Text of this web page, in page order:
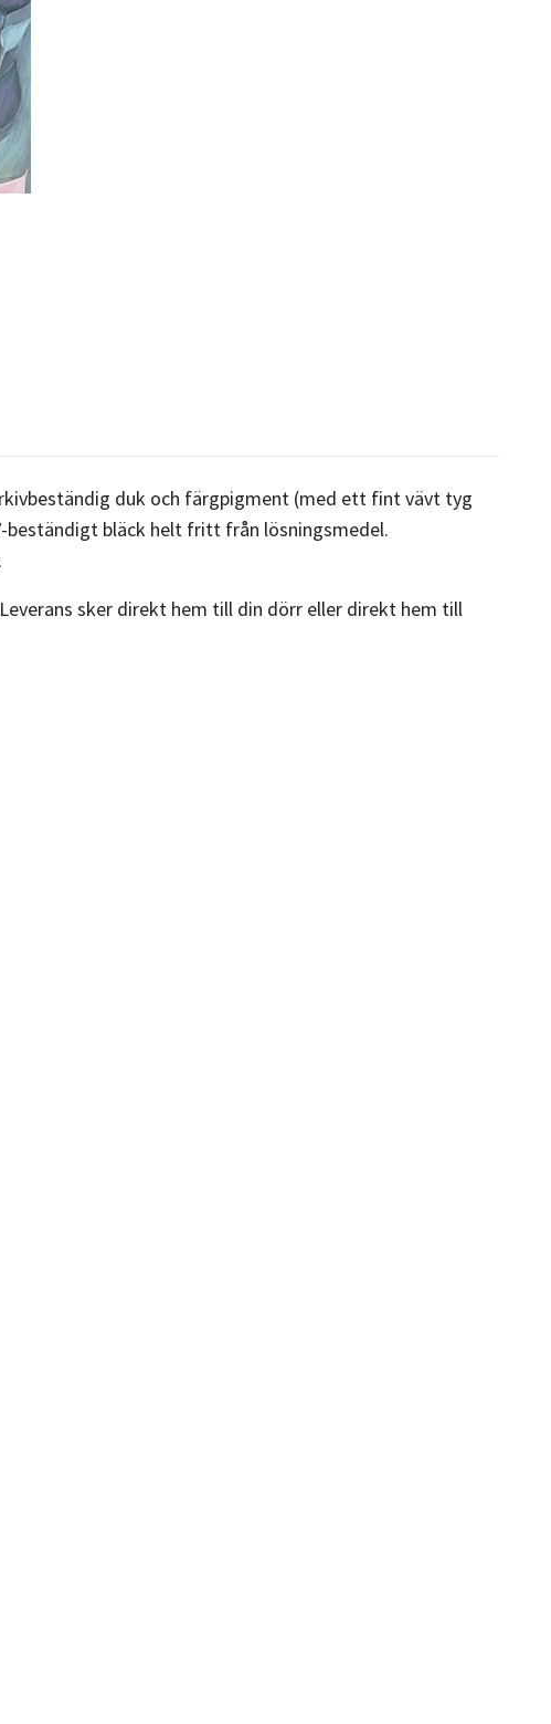
duk och färgpigment (med ett fint vävt tyg
beständigt bläck helt fritt från lösningsmedel.
sker direkt hem till din dörr eller direkt hem till